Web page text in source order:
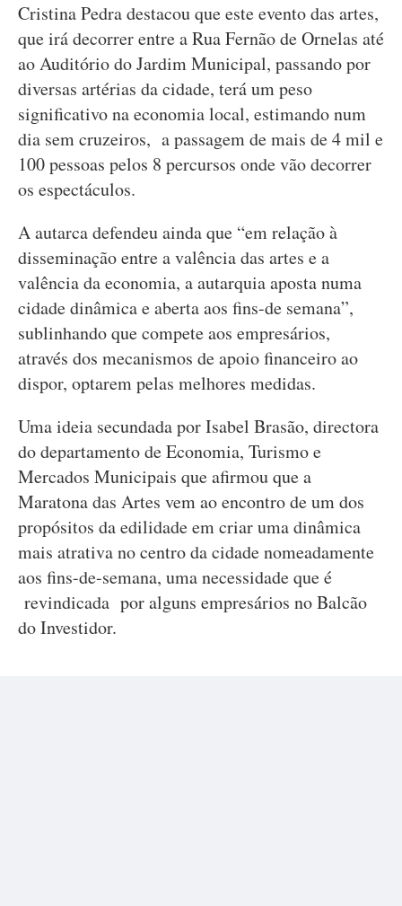
Cristina Pedra destacou que este evento das artes,
que irá decorrer entre a Rua Fernão de Ornelas até
ao Auditório do Jardim Municipal, passando por
diversas artérias da cidade, terá um peso
significativo na economia local, estimando num
dia sem cruzeiros, a passagem de mais de 4 mil e
100 pessoas pelos 8 percursos onde vão decorrer
os espectáculos.
A autarca defendeu ainda que “em relação à
disseminação entre a valência das artes e a
valência da economia, a autarquia aposta numa
cidade dinâmica e aberta aos fins-de semana”,
sublinhando que compete aos empresários,
através dos mecanismos de apoio financeiro ao
dispor, optarem pelas melhores medidas.
Uma ideia secundada por Isabel Brasão, directora
do departamento de Economia, Turismo e
Mercados Municipais que afirmou que a
Maratona das Artes vem ao encontro de um dos
propósitos da edilidade em criar uma dinâmica
mais atrativa no centro da cidade nomeadamente
aos fins-de-semana, uma necessidade que é
revindicada por alguns empresários no Balcão
do Investidor.